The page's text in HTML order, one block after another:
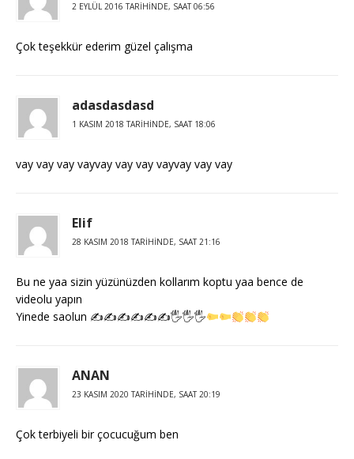
2 EYLÜL 2016 TARIHINDE, SAAT 06:56
Çok teşekkür ederim güzel çalışma
adasdasdasd
1 KASIM 2018 TARIHINDE, SAAT 18:06
vay vay vay vayvay vay vay vayvay vay vay
Elif
28 KASIM 2018 TARIHINDE, SAAT 21:16
Bu ne yaa sizin yüzünüzden kollarım koptu yaa bence de
videolu yapın
Yinede saolun ✍✍✍✍✍✍🖐🖐🖐
ANAN
23 KASIM 2020 TARIHINDE, SAAT 20:19
Çok terbiyeli bir çocucuğum ben